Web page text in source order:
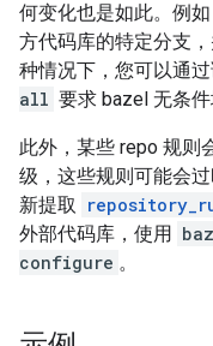
何变化也是如此。例
方代码库的特定分支
种情况下，您可以通
all 要求 bazel 无条
此外，某些 repo 规则
级，这些规则可能会
新提取
外部代码库，使用
configure 。